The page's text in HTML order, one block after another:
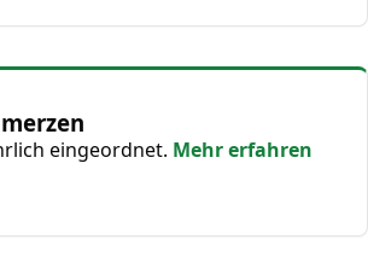
eingeordnet. Mehr erfahren